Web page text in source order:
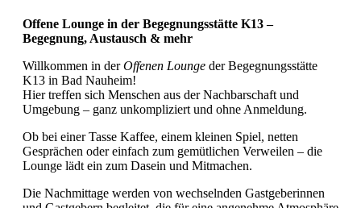
Offene Lounge in der Begegnungsstätte K13 –
Begegnung, Austausch & mehr
Willkommen in derOffenen Lounge der Begegnungsstätte
K13 in Bad Nauheim!
Hier treffen sich Menschen aus der Nachbarschaft und
Umgebung – ganz unkompliziert und ohne Anmeldung.
Ob bei einer Tasse Kaffee, einem kleinen Spiel, netten
Gesprächen oder einfach zum gemütlichen Verweilen – die
Lounge lädt ein zum Dasein und Mitmachen.
Die Nachmittage werden von wechselnden Gastgeberinnen